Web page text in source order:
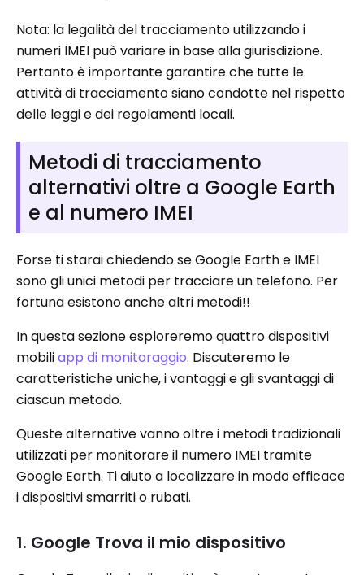
Nota: la legalità del tracciamento utilizzando i
numeri IMEI può variare in base alla giurisdizione.
Pertanto è importante garantire che tutte le
attività di tracciamento siano condotte nel rispetto
delle leggi e dei regolamenti locali.
Metodi di tracciamento
alternativi oltre a Google Earth
e al numero IMEI
Forse ti starai chiedendo se Google Earth e IMEI
sono gli unici metodi per tracciare un telefono. Per
fortuna esistono anche altri metodi!!
In questa sezione esploreremo quattro dispositivi
mobiliapp di monitoraggio. Discuteremo le
caratteristiche uniche, i vantaggi e gli svantaggi di
ciascun metodo.
Queste alternative vanno oltre i metodi tradizionali
utilizzati per monitorare il numero IMEI tramite
Google Earth. Ti aiuto a localizzare in modo efficace
i dispositivi smarriti o rubati.
1. Google Trova il mio dispositivo